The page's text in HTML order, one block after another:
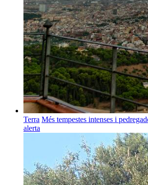
Terra Més tempestes intenses i
alerta